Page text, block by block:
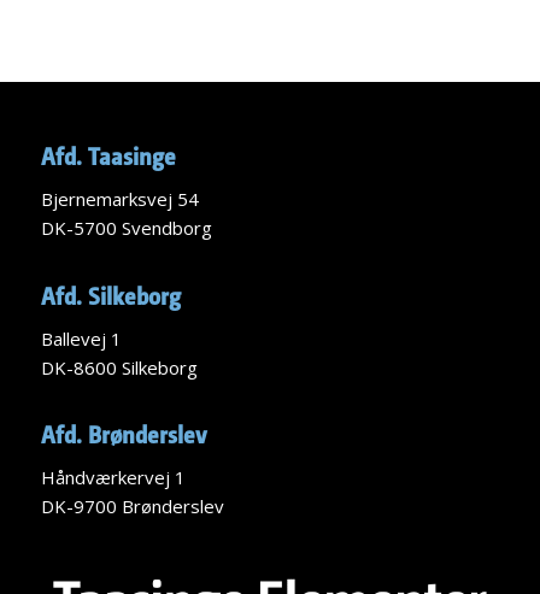
Afd. Taasinge
Bjernemarksvej 54
DK-5700 Svendborg
Afd. Silkeborg
Ballevej 1
DK-8600 Silkeborg
Afd. Brønderslev
Håndværkervej 1
DK-9700 Brønderslev